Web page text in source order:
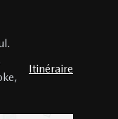
,
Itinéraire